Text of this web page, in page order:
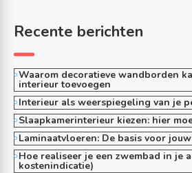
Recente berichten
Waarom decoratieve wandborden
interieur toevoegen
Interieur als weerspiegeling van je
Slaapkamerinterieur kiezen: hier
Laminaatvloeren: De basis voor
Hoe realiseer je een zwembad in je
kostenindicatie)